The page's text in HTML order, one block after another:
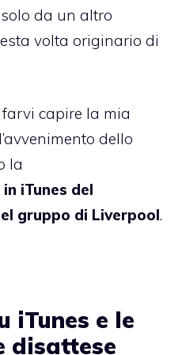
da un altro
volta originario di
capire la mia
dello
la
iTunes del
gruppo di Liverpool.
iTunes e le
disattese